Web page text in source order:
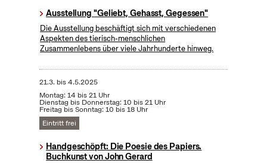
Ausstellung "Geliebt, Gehasst, Gegessen"
Die Ausstellung beschäftigt sich mit verschiedenen
Aspekten des tierisch-menschlichen
Zusammenlebens über viele Jahrhunderte hinweg.
21.3. bis4.5.2025
Montag: 14 bis 21 Uhr
Dienstag bis Donnerstag: 10 bis 21 Uhr
Freitag bis Sonntag: 10 bis 18 Uhr
Eintritt frei
Handgeschöpft: Die Poesie des Papiers.
Buchkunst von John Gerard